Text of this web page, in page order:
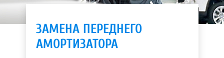
ЗАМЕНА ПЕРЕДНЕГО
АМОРТИЗАТОРА